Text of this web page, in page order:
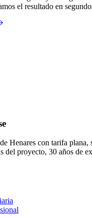
el resultado en
Henares con tarifa plana,
del proyecto, 30 años de